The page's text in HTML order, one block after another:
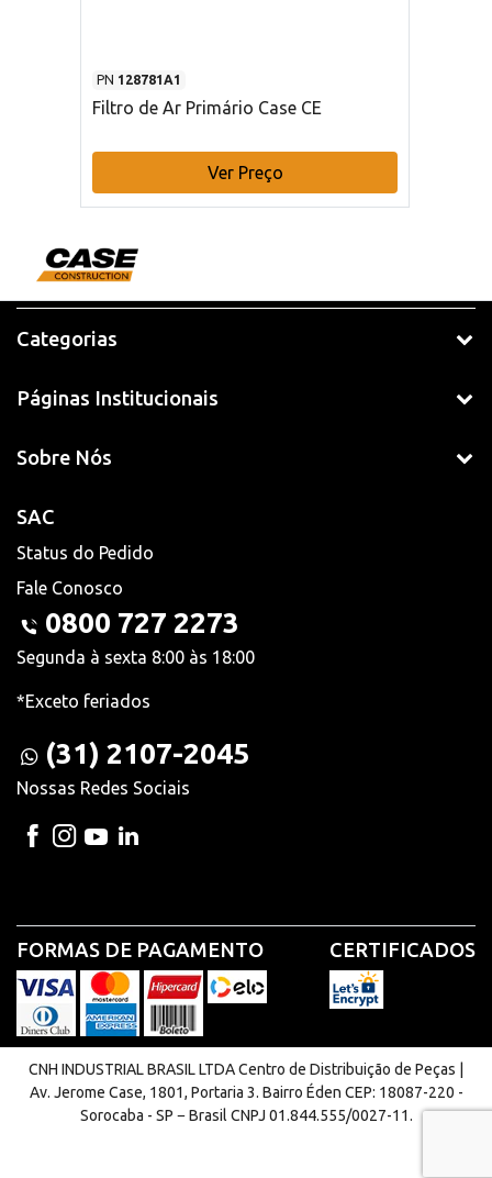
PN 128781A1
Filtro de Ar Primário Case CE
Ver Preço
Categorias
Páginas Institucionais
Sobre Nós
SAC
Status do Pedido
Fale Conosco
0800 727 2273
Segunda à sexta 8:00 às 18:00
*Exceto feriados
(31) 2107-2045
Nossas Redes Sociais
FORMAS DE PAGAMENTO CERTIFICADOS
CNH INDUSTRIAL BRASIL LTDA Centro de Distribuição de Peças |
Av. Jerome Case, 1801, Portaria 3. Bairro Éden CEP: 18087-220 -
Sorocaba - SP − Brasil CNPJ 01.844.555/0027-11.